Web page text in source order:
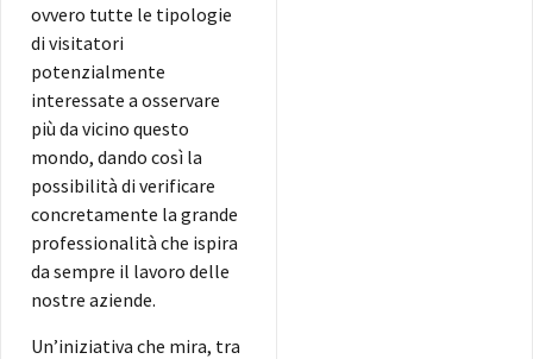
ovvero tutte le tipologie
di visitatori
potenzialmente
interessate a osservare
più da vicino questo
mondo, dando così la
possibilità di verificare
concretamente la grande
professionalità che ispira
da sempre il lavoro delle
nostre aziende.
Un’iniziativa che mira, tra